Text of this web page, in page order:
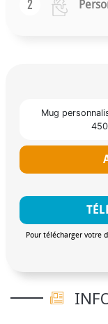
2
Mug
Pour télécharger votre